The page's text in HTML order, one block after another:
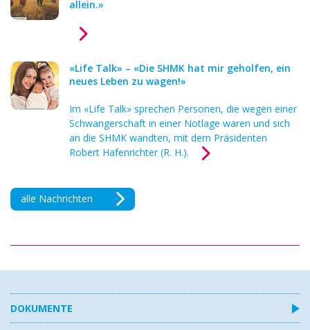
allein.»
«Life Talk» – «Die SHMK hat mir geholfen, ein
neues Leben zu wagen!»
Im «Life Talk» sprechen Personen, die wegen einer
Schwangerschaft in einer Notlage waren und sich
an die SHMK wandten, mit dem Präsidenten
Robert Hafenrichter (R. H.).
alle Nachrichten
DOKUMENTE